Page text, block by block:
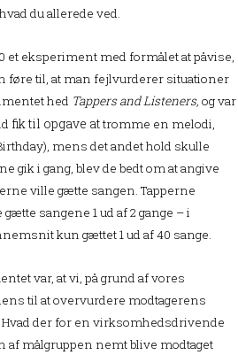
du allerede ved.
et eksperiment med formålet at påvise,
føre til, at man fejlvurderer situationer
hed Tappers and Listeners, og var
fik til opgave attromme en melodi,
mens det andet hold skulle
gik i gang, blev de bedt om at angive
ville gætte sangen. Tapperne
sangene 1 ud af 2 gange – i
kun gættet 1 ud af 40 sange.
var, at vi, på grund af vores
til at overvurdere modtagerens
Hvad der for en virksomhedsdrivende
af målgruppen nemt blive modtaget